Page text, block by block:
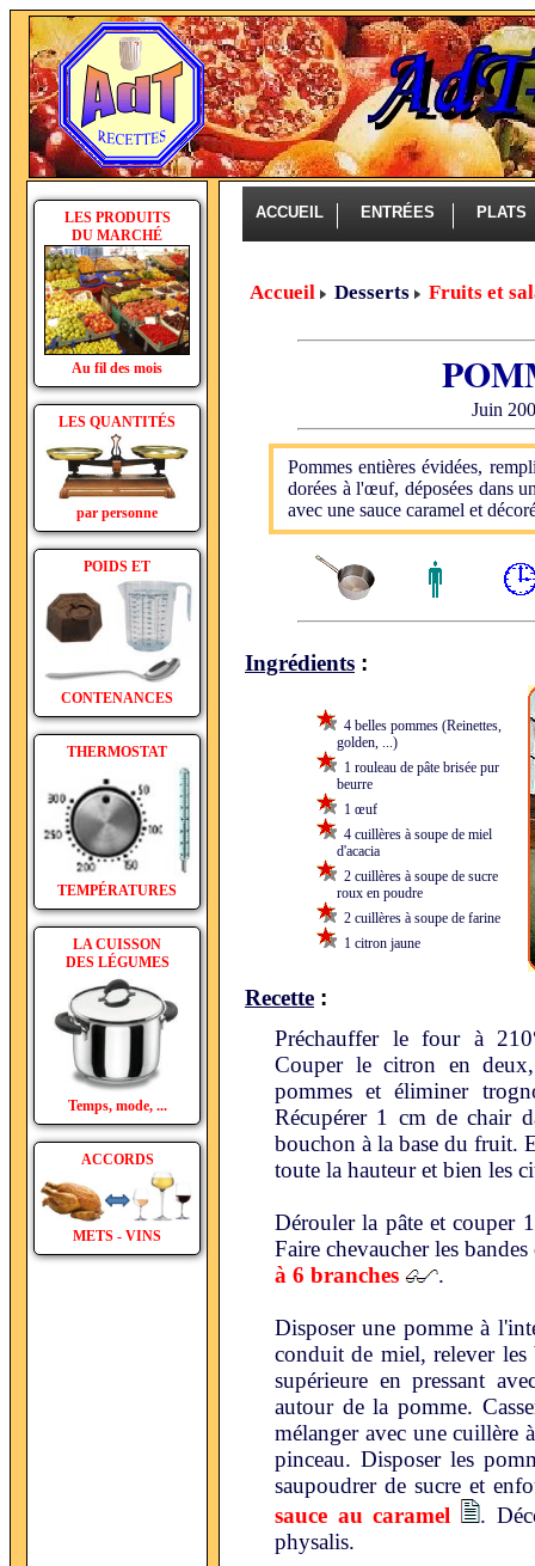
LES PRODUITS
DU MARCHÉ
Au fil des mois
LES QUANTITÉS
par personne
POIDS ET
CONTENANCES
THERMOSTAT
TEMPÉRATURES
LA CUISSON
DES LÉGUMES
Temps, mode, ...
ACCORDS
METS - VINS
ACCUEIL ENTRÉES PLATS
Accueil Desserts Fruits et
Juin
Pommes entières évidées,
dorées à l'œuf, déposées dans
avec une sauce caramel et
Ingrédients :
4 belles pommes (Reinettes,
golden, ...)
1 rouleau de pâte brisée pur
beurre
1 œuf
4 cuillères à soupe de miel
d'acacia
2 cuillères à soupe de sucre
roux en poudre
2 cuillères à soupe de farine
1 citron jaune
Recette :
Préchauffer le four à
Couper le citron en
pommes et éliminer
Récupérer 1 cm de chair
bouchon à la base du fruit.
toute la hauteur et bien les
Dérouler la pâte et couper
Faire chevaucher les
à 6 branches
.
Disposer une pomme à
conduit de miel, relever les
supérieure en pressant
autour de la pomme.
mélanger avec une cuillère
pinceau. Disposer les
saupoudrer de sucre et
sauce au caramel
.
physalis.